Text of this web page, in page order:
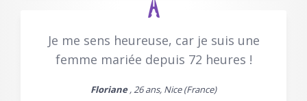
Je me sens heureuse, car je suis une
femme mariée depuis 72 heures !
Floriane, 26 ans, Nice (France)